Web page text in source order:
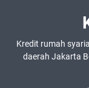
Kredit rumah
daerah Jakarta